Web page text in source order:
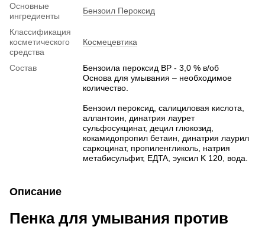
Основные
ингредиенты
Бензоил Пероксид
Классификация
косметического
средства
Космецевтика
Состав
Бензоила пероксид ВР - 3,0 % в/об
Основа для умывания – необходимое
количество.
Бензоил пероксид, салициловая кислота,
аллантоин, динатрия лаурет
сульфосукцинат, децил глюкозид,
кокамидопропил бетаин, динатрия лаурил
саркоцинат, пропиленгликоль, натрия
метабисульфит, EДTA, эуксил K 120, вода.
Описание
Пенка для умывания против